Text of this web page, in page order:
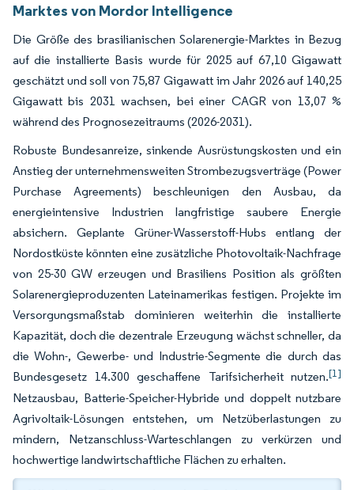
Marktes von Mordor Intelligence
Die Größe des brasilianischen Solarenergie-Marktes in Bezug
auf die installierte Basis wurde für 2025 auf 67,10 Gigawatt
geschätzt und soll von 75,87 Gigawatt im Jahr 2026 auf 140,25
Gigawatt bis 2031 wachsen, bei einer CAGR von 13,07 %
während des Prognosezeitraums (2026-2031).
Robuste Bundesanreize, sinkende Ausrüstungskosten und ein
Anstieg der unternehmensweiten Strombezugsverträge (Power
Purchase Agreements) beschleunigen den Ausbau, da
energieintensive Industrien langfristige saubere Energie
absichern. Geplante Grüner-Wasserstoff-Hubs entlang der
Nordostküste könnten eine zusätzliche Photovoltaik-Nachfrage
von 25-30 GW erzeugen und Brasiliens Position als größten
Solarenergieproduzenten Lateinamerikas festigen. Projekte im
Versorgungsmaßstab dominieren weiterhin die installierte
Kapazität, doch die dezentrale Erzeugung wächst schneller, da
die Wohn-, Gewerbe- und Industrie-Segmente die durch das
Bundesgesetz 14.300 geschaffene Tarifsicherheit nutzen.[1]
Netzausbau, Batterie-Speicher-Hybride und doppelt nutzbare
Agrivoltaik-Lösungen entstehen, um Netzüberlastungen zu
mindern, Netzanschluss-Warteschlangen zu verkürzen und
hochwertige landwirtschaftliche Flächen zu erhalten.